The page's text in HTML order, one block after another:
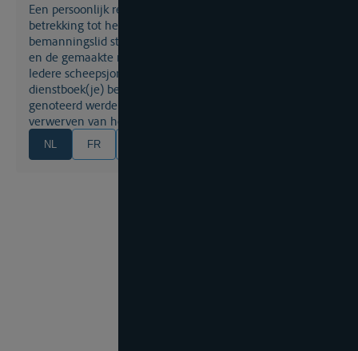
Een persoonlijk register waarin de gegevens met
betrekking tot het arbeidsverleden van een
bemanningslid staan genoteerd, met name de vaartijden
en de gemaakte reizen
Iedere scheepsjongen, machinist, etc. moet een
dienstboek(je) bezitten, waar de gevaren reizen in
genoteerd werden. Dit dient bv. als bewijs en eis voor het
verwerven van het Rijnschipperspatent.
NL FR